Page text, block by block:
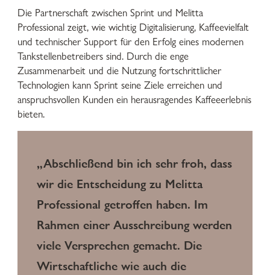
Die Partnerschaft zwischen Sprint und Melitta
Professional zeigt, wie wichtig Digitalisierung, Kaffeevielfalt
und technischer Support für den Erfolg eines modernen
Tankstellenbetreibers sind. Durch die enge
Zusammenarbeit und die Nutzung fortschrittlicher
Technologien kann Sprint seine Ziele erreichen und
anspruchsvollen Kunden ein herausragendes Kaffeeerlebnis
bieten.
„Abschließend bin ich sehr froh, dass
wir die Entscheidung zu Melitta
Professional getroffen haben. Im
Rahmen einer Ausschreibung werden
viele Versprechen gemacht. Die
Wirtschaftliche wie auch die